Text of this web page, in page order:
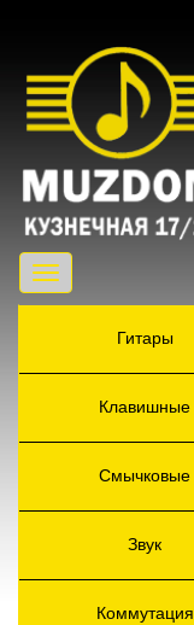
Toggle
navigation
Гитары
Клавишные
Смычковые
Звук
Коммутация